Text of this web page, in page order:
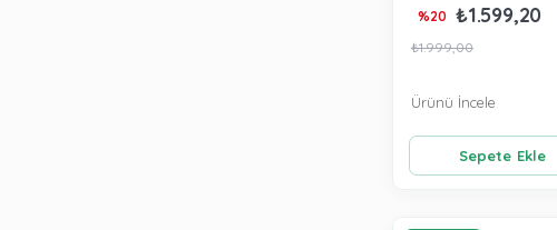
₺1.599,20
₺1.999,00
%20
Sepete Ekle
Ürünü İncele